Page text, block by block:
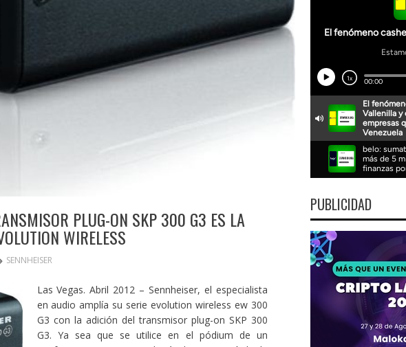
PLUG-ON SKP 300 G3 ES LA
WIRELESS
SENNHEISER
Las Vegas. Abril 2012 – Sennheiser, el especialista
en audio amplía su serie evolution wireless ew 300
G3 con la adición del transmisor plug-on SKP 300
G3. Ya sea que se utilice en el pódium de un
PUBLICIDAD